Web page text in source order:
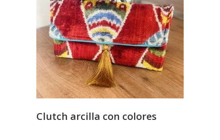
Clutch arcilla con colores